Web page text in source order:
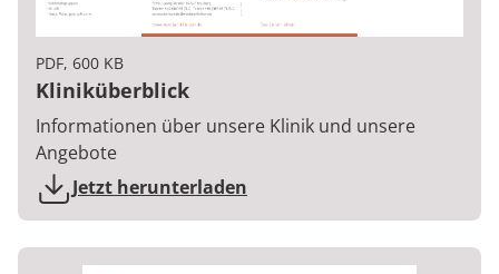
PDF, 600 KB
Kliniküberblick
Informationen über unsere Klinik und unsere
Angebote
Jetzt herunterladen